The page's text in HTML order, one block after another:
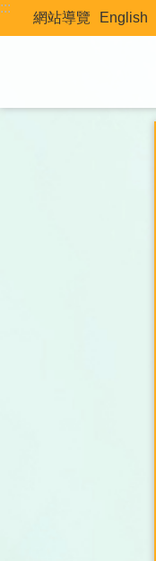
跳到主要內容區塊
:::
網站導覽 English